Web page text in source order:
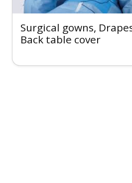
Surgical gowns,
Back table cover